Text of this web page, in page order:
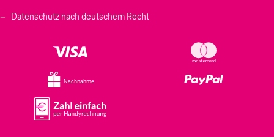
Datenschutz nach deutschem Recht
Nachnahme